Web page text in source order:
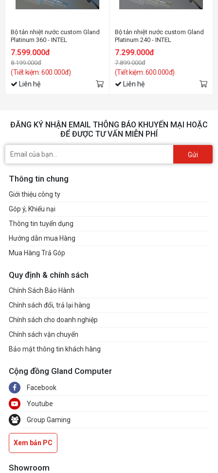
Bộ tản nhiệt nước custom Gland
Platinum 360 - INTEL
7.599.000đ
8.199.000đ
(Tiết kiệm: 600.000đ)
Liên hệ
Bộ tản nhiệt nước custom Gland
Platinum 240 - INTEL
7.299.000đ
7.899.000đ
(Tiết kiệm: 600.000đ)
Liên hệ
ĐĂNG KÝ NHẬN EMAIL THÔNG BÁO KHUYẾN MẠI HOẶC
ĐỂ ĐƯỢC TƯ VẤN MIỄN PHÍ
Gửi
Thông tin chung
Giới thiệu công ty
Góp ý, Khiếu nại
Thông tin tuyển dụng
Hướng dẫn mua Hàng
Mua Hàng Trả Góp
Quy định & chính sách
Chính Sách Bảo Hành
Chính sách đổi, trả lại hàng
Chính sách cho doanh nghiệp
Chính sách vận chuyển
Bảo mật thông tin khách hàng
Cộng đồng Gland Computer
Facebook
Youtube
Group Gaming
Xem bản PC
Showroom